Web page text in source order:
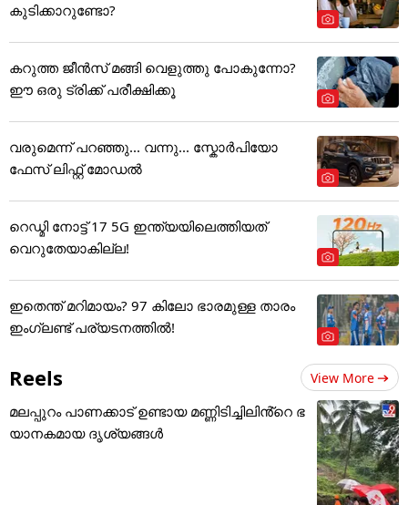
കുടിക്കാറുണ്ടോ?
കറുത്ത ജീൻസ് മങ്ങി വെളുത്തു പോകുന്നോ?
ഈ ഒരു ട്രിക്ക് പരീക്ഷിക്കൂ
വരുമെന്ന് പറഞ്ഞു... വന്നു... സ്കോർപിയോ
ഫേസ് ലിഫ്റ്റ് മോഡൽ
റെഡ്മി നോട്ട് 17 5G ഇന്ത്യയിലെത്തിയത്
വെറുതേയാകില്ല!
ഇതെന്ത് മറിമായം? 97 കിലോ ഭാരമുള്ള താരം
ഇംഗ്ലണ്ട് പര്യടനത്തില്‍!
Reels View More
മലപ്പുറം പാണക്കാട് ഉണ്ടായ മണ്ണിടിച്ചിലിൻ്റെ ഭ
യാനകമായ ദൃശ്യങ്ങൾ